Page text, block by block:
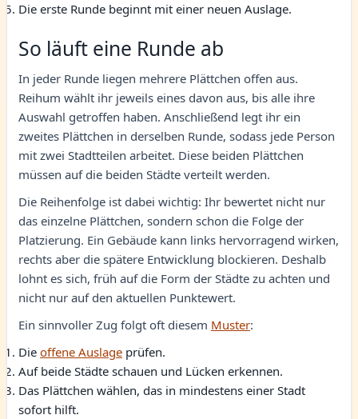
Die erste Runde beginnt mit einer neuen Auslage.
So läuft eine Runde ab
In jeder Runde liegen mehrere Plättchen offen aus.
Reihum wählt ihr jeweils eines davon aus, bis alle ihre
Auswahl getroffen haben. Anschließend legt ihr ein
zweites Plättchen in derselben Runde, sodass jede Person
mit zwei Stadtteilen arbeitet. Diese beiden Plättchen
müssen auf die beiden Städte verteilt werden.
Die Reihenfolge ist dabei wichtig: Ihr bewertet nicht nur
das einzelne Plättchen, sondern schon die Folge der
Platzierung. Ein Gebäude kann links hervorragend wirken,
rechts aber die spätere Entwicklung blockieren. Deshalb
lohnt es sich, früh auf die Form der Städte zu achten und
nicht nur auf den aktuellen Punktewert.
Ein sinnvoller Zug folgt oft diesem Muster:
Die offene Auslage prüfen.
Auf beide Städte schauen und Lücken erkennen.
Das Plättchen wählen, das in mindestens einer Stadt
sofort hilft.